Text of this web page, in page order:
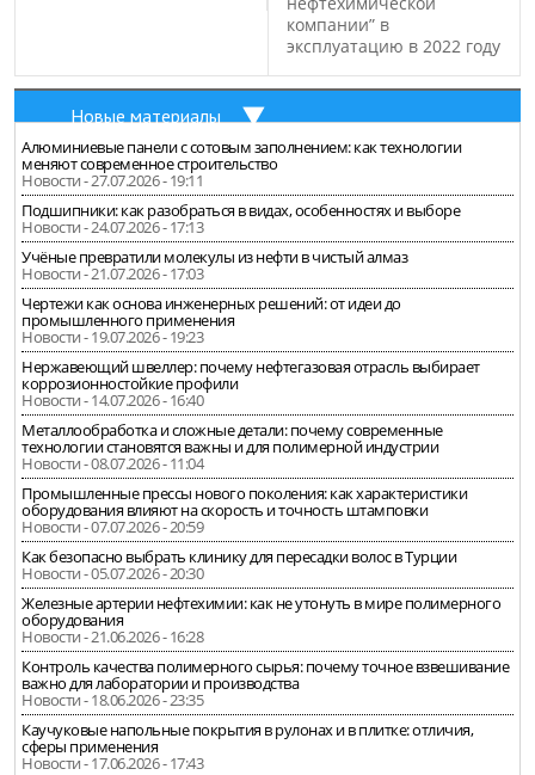
компании” в
эксплуатацию в 2022 году
Новые материалы
Алюминиевые панели с сотовым заполнением: как технологии
меняют современное строительство
Новости - 27.07.2026 - 19:11
Подшипники: как разобраться в видах, особенностях и выборе
Новости - 24.07.2026 - 17:13
Учёные превратили молекулы из нефти в чистый алмаз
Новости - 21.07.2026 - 17:03
Чертежи как основа инженерных решений: от идеи до
промышленного применения
Новости - 19.07.2026 - 19:23
Нержавеющий швеллер: почему нефтегазовая отрасль выбирает
коррозионностойкие профили
Новости - 14.07.2026 - 16:40
Металлообработка и сложные детали: почему современные
технологии становятся важны и для полимерной индустрии
Новости - 08.07.2026 - 11:04
Промышленные прессы нового поколения: как характеристики
оборудования влияют на скорость и точность штамповки
Новости - 07.07.2026 - 20:59
Как безопасно выбрать клинику для пересадки волос в Турции
Новости - 05.07.2026 - 20:30
Железные артерии нефтехимии: как не утонуть в мире полимерного
оборудования
Новости - 21.06.2026 - 16:28
Контроль качества полимерного сырья: почему точное взвешивание
важно для лаборатории и производства
Новости - 18.06.2026 - 23:35
Каучуковые напольные покрытия в рулонах и в плитке: отличия,
сферы применения
Новости - 17.06.2026 - 17:43